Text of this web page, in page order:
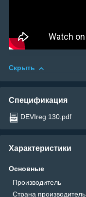
Скрыть
Спецификация
DEVIreg 130.pdf
Характеристики
Основные
Производитель
Страна производитель